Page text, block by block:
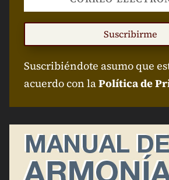
Suscribirme
Suscribiéndote asumo que
acuerdo con laPolítica de